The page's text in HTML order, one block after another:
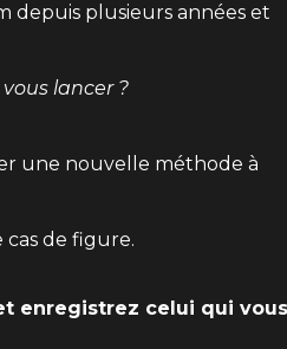
depuis plusieurs années et
lancer ?
une nouvelle méthode à
de figure.
enregistrez celui qui vous